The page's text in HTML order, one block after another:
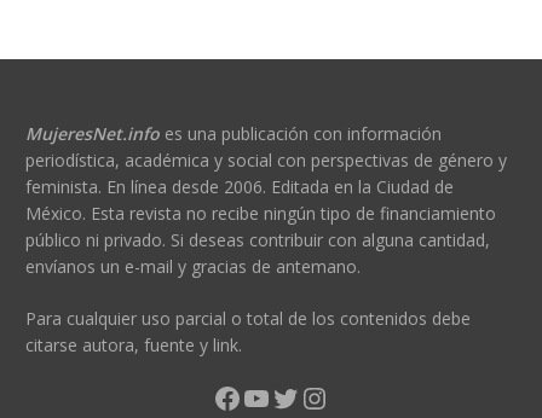
MujeresNet.infoes una publicación con información
periodística, académica y social con perspectivas de género y
feminista. En línea desde 2006. Editada en la Ciudad de
México. Esta revista no recibe ningún tipo de financiamiento
público ni privado. Si deseas contribuir con alguna cantidad,
envíanos un e-mail y gracias de antemano.
Para cualquier uso parcial o total de los contenidos debe
citarse autora, fuente y link.
Facebook
YouTube
Twitter
Instagram